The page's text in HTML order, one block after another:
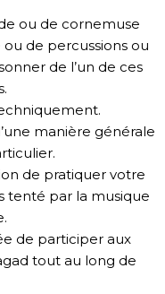
ou de cornemuse
ou de percussions ou
de l’un de ces
manière générale
de pratiquer votre
tenté par la musique
de participer aux
tout au long de